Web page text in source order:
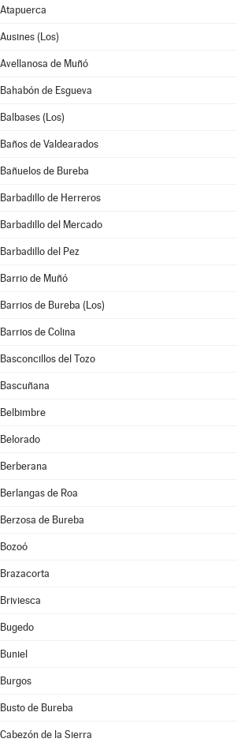
Atapuerca
Ausines (Los)
Avellanosa de Muñó
Bahabón de Esgueva
Balbases (Los)
Baños de Valdearados
Bañuelos de Bureba
Barbadillo de Herreros
Barbadillo del Mercado
Barbadillo del Pez
Barrio de Muñó
Barrios de Bureba (Los)
Barrios de Colina
Basconcillos del Tozo
Bascuñana
Belbimbre
Belorado
Berberana
Berlangas de Roa
Berzosa de Bureba
Bozoó
Brazacorta
Briviesca
Bugedo
Buniel
Burgos
Busto de Bureba
Cabezón de la Sierra